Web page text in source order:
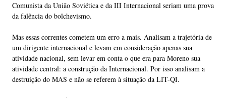
Comunista da União Soviética e da III Internacional seriam uma prova
da falência do bolchevismo.
Mas essas correntes cometem um erro a mais. Analisam a trajetória de
um dirigente internacional e levam em consideração apenas sua
atividade nacional, sem levar em conta o que era para Moreno sua
atividade central: a construção da Internacional. Por isso analisam a
destruição do MAS e não se referem à situação da LIT-QI.